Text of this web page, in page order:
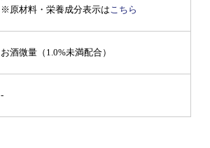
※原材料・栄養成分表示はこちら
お酒微量（1.0%未満配合）
-